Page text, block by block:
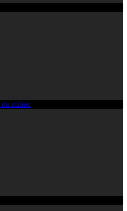
milieu